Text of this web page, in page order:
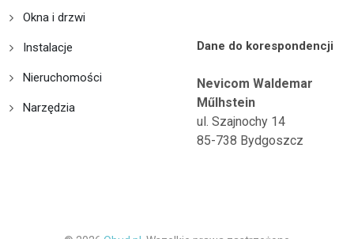
Okna i drzwi
Instalacje
Nieruchomości
Narzędzia
Dane do korespondencji
Nevicom Waldemar
Műlhstein
ul. Szajnochy 14
85-738 Bydgoszcz